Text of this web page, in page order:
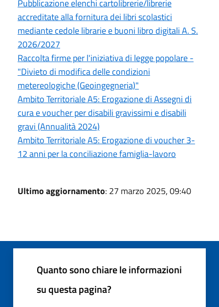
Pubblicazione elenchi cartolibrerie/librerie
accreditate alla fornitura dei libri scolastici
mediante cedole librarie e buoni libro digitali A. S.
2026/2027
Raccolta firme per l'iniziativa di legge popolare -
"Divieto di modifica delle condizioni
metereologiche (Geoingegneria)"
Ambito Territoriale A5: Erogazione di Assegni di
cura e voucher per disabili gravissimi e disabili
gravi (Annualità 2024)
Ambito Territoriale A5: Erogazione di voucher 3-
12 anni per la conciliazione famiglia-lavoro
Ultimo aggiornamento: 27 marzo 2025, 09:40
Quanto sono chiare le informazioni
su questa pagina?